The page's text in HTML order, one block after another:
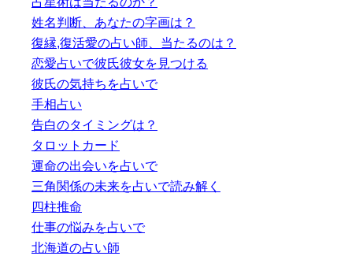
姓名判断、あなたの字画は？
復縁,復活愛の占い師、当たるのは？
恋愛占いで彼氏彼女を見つける
彼氏の気持ちを占いで
手相占い
告白のタイミングは？
タロットカード
運命の出会いを占いで
三角関係の未来を占いで読み解く
四柱推命
仕事の悩みを占いで
北海道の占い師